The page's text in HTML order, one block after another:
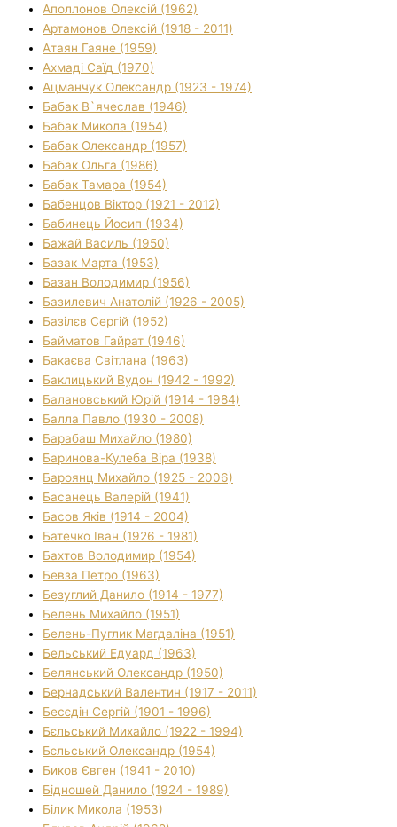
Аполлонов Олексій (1962)
Артамонов Олексій (1918 - 2011)
Атаян Гаяне (1959)
Ахмаді Саїд (1970)
Ацманчук Олександр (1923 - 1974)
Бабак В`ячеслав (1946)
Бабак Микола (1954)
Бабак Олександр (1957)
Бабак Ольга (1986)
Бабак Тамара (1954)
Бабенцов Віктор (1921 - 2012)
Бабинець Йосип (1934)
Бажай Василь (1950)
Базак Марта (1953)
Базан Володимир (1956)
Базилевич Анатолій (1926 - 2005)
Базілєв Сергій (1952)
Байматов Гайрат (1946)
Бакаєва Світлана (1963)
Баклицький Вудон (1942 - 1992)
Балановський Юрій (1914 - 1984)
Балла Павло (1930 - 2008)
Барабаш Михайло (1980)
Баринова-Кулеба Віра (1938)
Бароянц Михайло (1925 - 2006)
Басанець Валерій (1941)
Басов Яків (1914 - 2004)
Батечко Іван (1926 - 1981)
Бахтов Володимир (1954)
Бевза Петро (1963)
Безуглий Данило (1914 - 1977)
Белень Михайло (1951)
Белень-Пуглик Магдаліна (1951)
Бельський Едуард (1963)
Белянський Олександр (1950)
Бернадський Валентин (1917 - 2011)
Бесєдін Сергій (1901 - 1996)
Бєльський Михайло (1922 - 1994)
Бєльський Олександр (1954)
Биков Євген (1941 - 2010)
Бідношей Данило (1924 - 1989)
Білик Микола (1953)